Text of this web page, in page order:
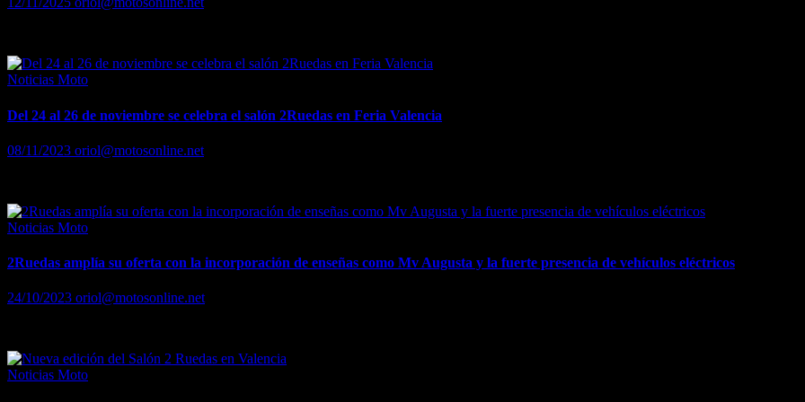
Noticias Moto
Del 24 al 26 de noviembre se celebra el salón 2Ruedas en Feria Valencia
08/11/2023 oriol@motosonline.net
Noticias Moto
2Ruedas amplía su oferta con la incorporación de enseñas como Mv Augusta y la fuerte presencia de vehículos eléctricos
24/10/2023 oriol@motosonline.net
Noticias Moto